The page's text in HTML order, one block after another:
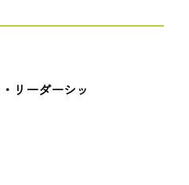
リーダーシッ